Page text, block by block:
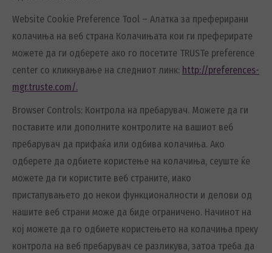
Website Cookie Preference Tool – Алатка за преферирани
колачиња на веб страна Колачињата кои ги преферирате
можете да ги одберете ако го посетите TRUSTe preference
center со кликнување на следниот линк: http://preferences-
mgr.truste.com/.
Browser Controls: Контрола на пребарувач. Можете да ги
поставите или дополните контролите на вашиот веб
пребарувач да прифаќа или одбива колачиња. Ако
одберете да одбиете користење на колачиња, сеуште ќе
можете да ги користите веб страните, иако
пристапувањето до некои функционалности и делови од
нашите веб страни може да биде ограничено. Начинот на
кој можете да го одбиете користењето на колачиња преку
контрола на веб пребарувач се разликува, затоа треба да